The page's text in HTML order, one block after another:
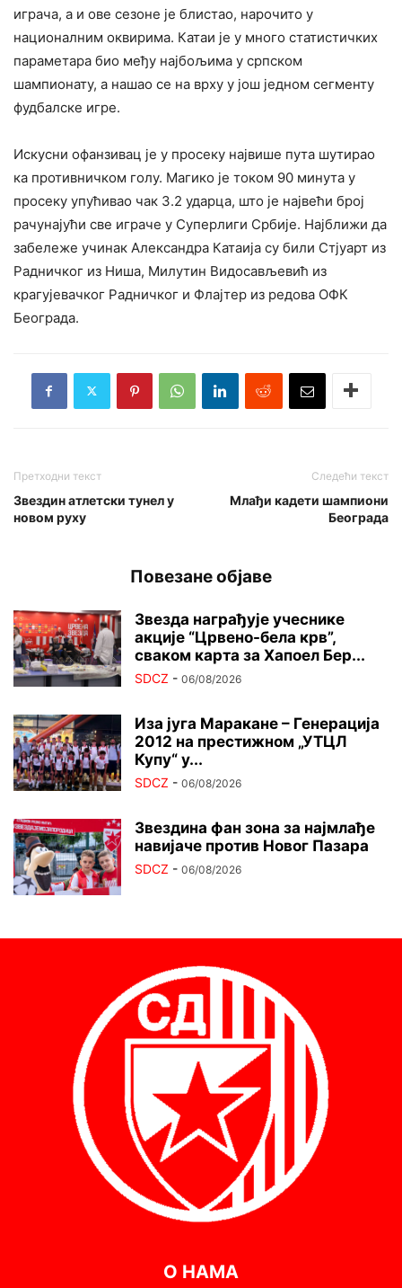
играча, а и ове сезоне је блистао, нарочито у
националним оквирима. Катаи је у много статистичких
параметара био међу најбољима у српском
шампионату, а нашао се на врху у још једном сегменту
фудбалске игре.
Искусни офанзивац је у просеку највише пута шутирао
ка противничком голу. Магико је током 90 минута у
просеку упућивао чак 3.2 ударца, што је највећи број
рачунајући све играче у Суперлиги Србије. Најближи да
забележе учинак Александра Катаија су били Стјуарт из
Радничког из Ниша, Милутин Видосављевић из
крагујевачког Радничког и Флајтер из редова ОФК
Београда.
Претходни текст
Звездин атлетски тунел у
новом руху
Следећи текст
Млађи кадети шампиони
Београда
Повезане објаве
Звезда награђује учеснике
акције “Црвено-бела крв”,
сваком карта за Хапоел Бер...
SDCZ - 06/08/2026
Иза југа Маракане – Генерација
2012 на престижном „УТЦЛ
Купу“ у...
SDCZ - 06/08/2026
Звездина фан зона за најмлађе
навијаче против Новог Пазара
SDCZ - 06/08/2026
О НАМА